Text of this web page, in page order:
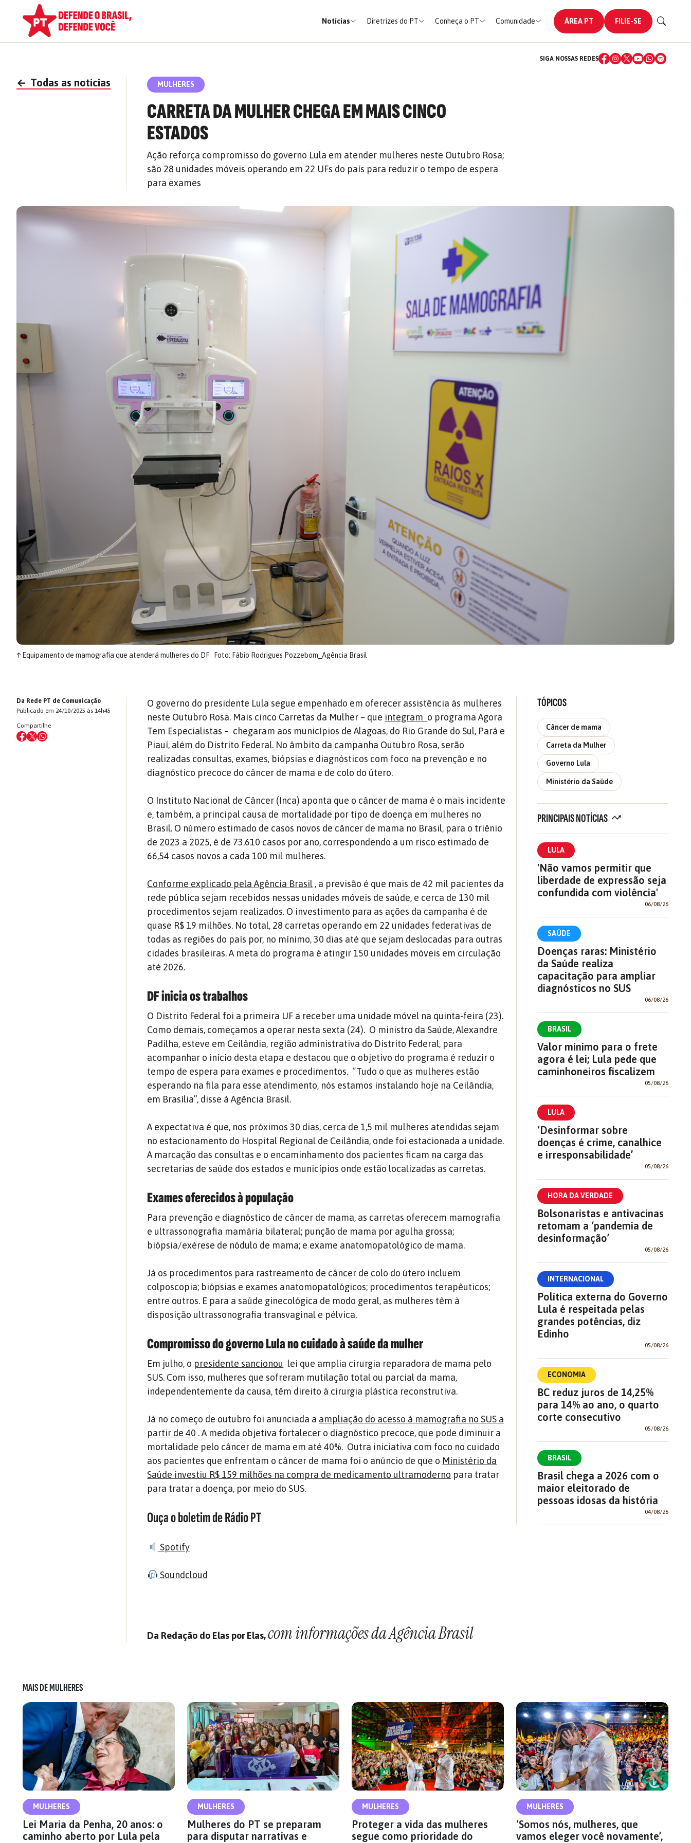
Notícias Diretrizes do PT Conheça o PT Comunidade ÁREA PT FILIE-SE
SIGA NOSSAS REDES
← Todas as notícias MULHERES
CARRETA DA MULHER CHEGA EM MAIS CINCO
ESTADOS
Ação reforça compromisso do governo Lula em atender mulheres neste Outubro Rosa;
são 28 unidades móveis operando em 22 UFs do país para reduzir o tempo de espera
para exames
↑Equipamento de mamografia que atenderá mulheres do DF Foto: Fábio Rodrigues Pozzebom_Agência Brasil
Da Rede PT de Comunicação
Publicado em 24/10/2025 às 14h45
Compartilhe
O governo do presidente Lula segue empenhado em oferecer assistência às mulheres
neste Outubro Rosa. Mais cinco Carretas da Mulher – que integram o programa Agora
Tem Especialistas – chegaram aos municípios de Alagoas, do Rio Grande do Sul, Pará e
Piauí, além do Distrito Federal. No âmbito da campanha Outubro Rosa, serão
realizadas consultas, exames, biópsias e diagnósticos com foco na prevenção e no
diagnóstico precoce do câncer de mama e de colo do útero.
O Instituto Nacional de Câncer (Inca) aponta que o câncer de mama é o mais incidente
e, também, a principal causa de mortalidade por tipo de doença em mulheres no
Brasil. O número estimado de casos novos de câncer de mama no Brasil, para o triênio
de 2023 a 2025, é de 73.610 casos por ano, correspondendo a um risco estimado de
66,54 casos novos a cada 100 mil mulheres.
Conforme explicado pela Agência Brasil , a previsão é que mais de 42 mil pacientes da
rede pública sejam recebidos nessas unidades móveis de saúde, e cerca de 130 mil
procedimentos sejam realizados. O investimento para as ações da campanha é de
quase R$ 19 milhões. No total, 28 carretas operando em 22 unidades federativas de
todas as regiões do país por, no mínimo, 30 dias até que sejam deslocadas para outras
cidades brasileiras. A meta do programa é atingir 150 unidades móveis em circulação
até 2026.
DF inicia os trabalhos
O Distrito Federal foi a primeira UF a receber uma unidade móvel na quinta-feira (23).
Como demais, começamos a operar nesta sexta (24). O ministro da Saúde, Alexandre
Padilha, esteve em Ceilândia, região administrativa do Distrito Federal, para
acompanhar o início desta etapa e destacou que o objetivo do programa é reduzir o
tempo de espera para exames e procedimentos. “Tudo o que as mulheres estão
esperando na fila para esse atendimento, nós estamos instalando hoje na Ceilândia,
em Brasília”, disse à Agência Brasil.
A expectativa é que, nos próximos 30 dias, cerca de 1,5 mil mulheres atendidas sejam
no estacionamento do Hospital Regional de Ceilândia, onde foi estacionada a unidade.
A marcação das consultas e o encaminhamento dos pacientes ficam na carga das
secretarias de saúde dos estados e municípios onde estão localizadas as carretas.
Exames oferecidos à população
Para prevenção e diagnóstico de câncer de mama, as carretas oferecem mamografia
e ultrassonografia mamária bilateral; punção de mama por agulha grossa;
biópsia/exérese de nódulo de mama; e exame anatomopatológico de mama.
Já os procedimentos para rastreamento de câncer de colo do útero incluem
colposcopia; biópsias e exames anatomopatológicos; procedimentos terapêuticos;
entre outros. E para a saúde ginecológica de modo geral, as mulheres têm à
disposição ultrassonografia transvaginal e pélvica.
Compromisso do governo Lula no cuidado à saúde da mulher
Em julho, o presidente sancionou lei que amplia cirurgia reparadora de mama pelo
SUS. Com isso, mulheres que sofreram mutilação total ou parcial da mama,
independentemente da causa, têm direito à cirurgia plástica reconstrutiva.
Já no começo de outubro foi anunciada a ampliação do acesso à mamografia no SUS a
partir de 40 . A medida objetiva fortalecer o diagnóstico precoce, que pode diminuir a
mortalidade pelo câncer de mama em até 40%. Outra iniciativa com foco no cuidado
aos pacientes que enfrentam o câncer de mama foi o anúncio de que o Ministério da
Saúde investiu R$ 159 milhões na compra de medicamento ultramoderno para tratar
para tratar a doença, por meio do SUS.
Ouça o boletim de Rádio PT
Spotify
Soundcloud
Da Redação do Elas por Elas,com informações da Agência Brasil
TÓPICOS
Câncer de mama
Carreta da Mulher
Governo Lula
Ministério da Saúde
PRINCIPAIS NOTÍCIAS
LULA
'Não vamos permitir que
liberdade de expressão seja
confundida com violência'
06/08/26
SAÚDE
Doenças raras: Ministério
da Saúde realiza
capacitação para ampliar
diagnósticos no SUS
06/08/26
BRASIL
Valor mínimo para o frete
agora é lei; Lula pede que
caminhoneiros fiscalizem
05/08/26
LULA
‘Desinformar sobre
doenças é crime, canalhice
e irresponsabilidade’
05/08/26
HORA DA VERDADE
Bolsonaristas e antivacinas
retomam a ‘pandemia de
desinformação’
05/08/26
INTERNACIONAL
Política externa do Governo
Lula é respeitada pelas
grandes potências, diz
Edinho
05/08/26
ECONOMIA
BC reduz juros de 14,25%
para 14% ao ano, o quarto
corte consecutivo
05/08/26
BRASIL
Brasil chega a 2026 com o
maior eleitorado de
pessoas idosas da história
04/08/26
MAIS DE MULHERES
MULHERES
Lei Maria da Penha, 20 anos: o
caminho aberto por Lula pela
MULHERES
Mulheres do PT se preparam
para disputar narrativas e
MULHERES
Proteger a vida das mulheres
segue como prioridade do
MULHERES
‘Somos nós, mulheres, que
vamos eleger você novamente’,